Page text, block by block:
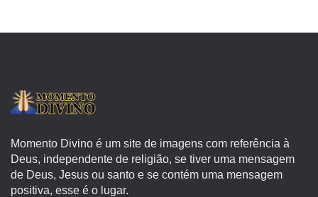
Momento Divino é um site de imagens com referência à
Deus, independente de religião, se tiver uma mensagem
de Deus, Jesus ou santo e se contém uma mensagem
positiva, esse é o lugar.